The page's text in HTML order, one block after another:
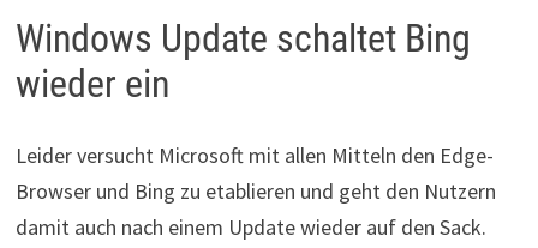
Windows Update schaltet Bing
wieder ein
Leider versucht Microsoft mit allen Mitteln den Edge-
Browser und Bing zu etablieren und geht den Nutzern
damit auch nach einem Update wieder auf den Sack.